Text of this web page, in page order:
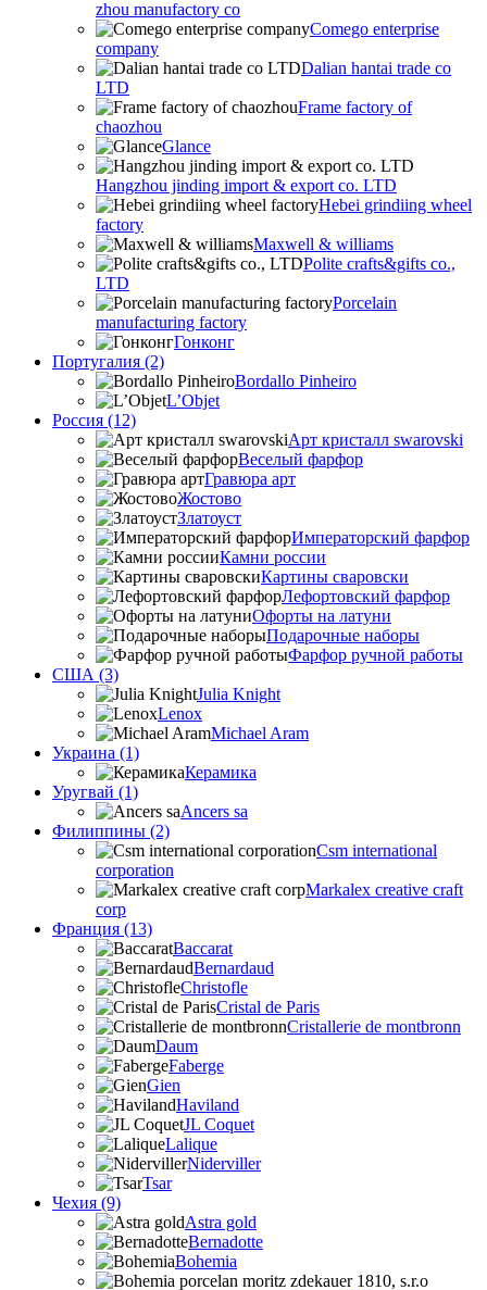
zhou manufactory co
Comego enterprise
company
Dalian hantai trade co
LTD
Frame factory of
chaozhou
Glance
Hangzhou jinding import & export co. LTD
Hebei grindiing wheel
factory
Maxwell & williams
Polite crafts&gifts co.,
LTD
Porcelain
manufacturing factory
Гонконг
Португалия (2)
Bordallo Pinheiro
L’Objet
Россия (12)
Арт кристалл swarovski
Веселый фарфор
Гравюра арт
Жостово
Златоуст
Императорский фарфор
Камни россии
Картины сваровски
Лефортовский фарфор
Офорты на латуни
Подарочные наборы
Фарфор ручной работы
США (3)
Julia Knight
Lenox
Michael Aram
Украина (1)
Керамика
Уругвай (1)
Ancers sa
Филиппины (2)
Csm international
corporation
Markalex creative craft
corp
Франция (13)
Baccarat
Bernardaud
Christofle
Cristal de Paris
Cristallerie de montbronn
Daum
Faberge
Gien
Haviland
JL Coquet
Lalique
Niderviller
Tsar
Чехия (9)
Astra gold
Bernadotte
Bohemia